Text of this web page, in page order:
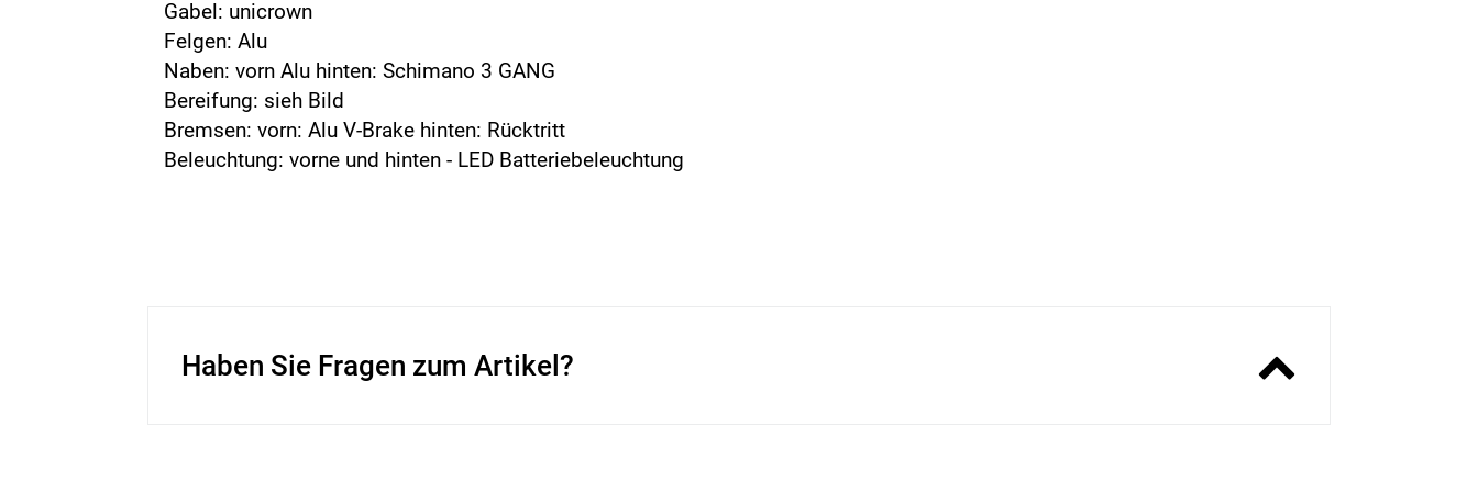
Gabel: unicrown
Felgen: Alu
Naben: vorn Alu hinten: Schimano 3 GANG
Bereifung: sieh Bild
Bremsen: vorn: Alu V-Brake hinten: Rücktritt
Beleuchtung: vorne und hinten - LED Batteriebeleuchtung
Haben Sie Fragen zum Artikel?